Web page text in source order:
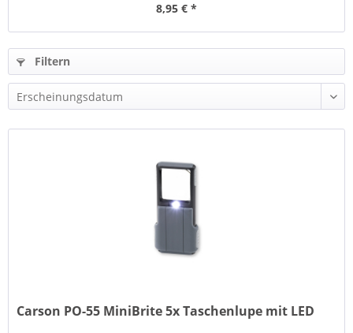
8,95 € *
Filtern
Carson PO-55 MiniBrite 5x Taschenlupe mit LED